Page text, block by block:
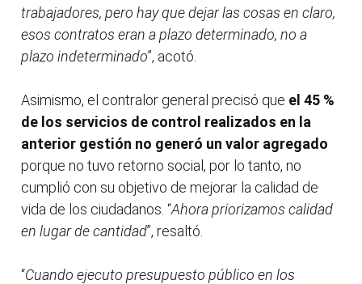
trabajadores, pero hay que dejar las cosas en claro,
esos contratos eran a plazo determinado, no a
plazo indeterminado”, acotó.
Asimismo, el contralor general precisó que el 45 %
de los servicios de control realizados en la
anterior gestión no generó un valor agregado
porque no tuvo retorno social, por lo tanto, no
cumplió con su objetivo de mejorar la calidad de
vida de los ciudadanos. “Ahora priorizamos calidad
en lugar de cantidad”, resaltó.
“Cuando ejecuto presupuesto público en los